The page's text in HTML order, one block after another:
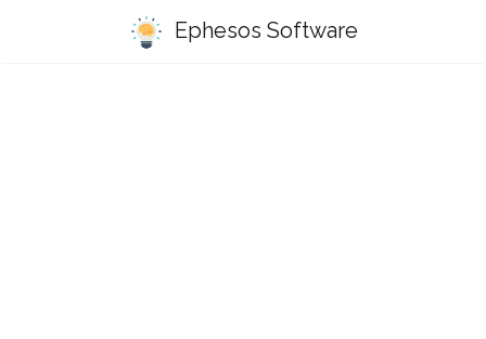
Ephesos Software